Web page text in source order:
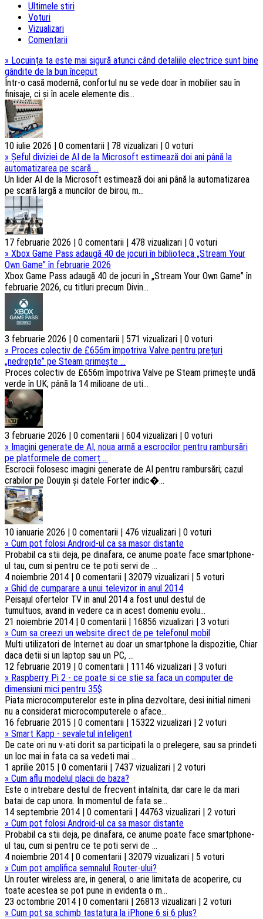
Ultimele stiri
Voturi
Vizualizari
Comentarii
» Locuința ta este mai sigură atunci când detaliile electrice sunt bine
gândite de la bun început
Într-o casă modernă, confortul nu se vede doar în mobilier sau în
finisaje, ci și în acele elemente dis...
10 iulie 2026 | 0 comentarii | 78 vizualizari | 0 voturi
» Șeful diviziei de AI de la Microsoft estimează doi ani până la
automatizarea pe scară ...
Un lider AI de la Microsoft estimează doi ani până la automatizarea
pe scară largă a muncilor de birou, m...
17 februarie 2026 | 0 comentarii | 478 vizualizari | 0 voturi
» Xbox Game Pass adaugă 40 de jocuri în biblioteca „Stream Your
Own Game” în februarie 2026
Xbox Game Pass adaugă 40 de jocuri în „Stream Your Own Game” în
februarie 2026, cu titluri precum Divin...
3 februarie 2026 | 0 comentarii | 571 vizualizari | 0 voturi
» Proces colectiv de £656m împotriva Valve pentru prețuri
„nedrepte” pe Steam primește ...
Proces colectiv de £656m împotriva Valve pe Steam primește undă
verde în UK; până la 14 milioane de uti...
3 februarie 2026 | 0 comentarii | 604 vizualizari | 0 voturi
» Imagini generate de AI, noua armă a escrocilor pentru rambursări
pe platformele de comerț ...
Escrocii folosesc imagini generate de AI pentru rambursări; cazul
crabilor pe Douyin și datele Forter indic�...
10 ianuarie 2026 | 0 comentarii | 476 vizualizari | 0 voturi
» Cum pot folosi Android-ul ca sa masor distante
Probabil ca stii deja, pe dinafara, ce anume poate face smartphone-
ul tau, cum si pentru ce te poti servi de ...
4 noiembrie 2014 | 0 comentarii | 32079 vizualizari | 5 voturi
» Ghid de cumparare a unui televizor in anul 2014
Peisajul ofertelor TV in anul 2014 a fost unul destul de
tumultuos, avand in vedere ca in acest domeniu evolu...
21 noiembrie 2014 | 0 comentarii | 16856 vizualizari | 3 voturi
» Cum sa creezi un website direct de pe telefonul mobil
Multi utilizatori de Internet au doar un smartphone la dispozitie, Chiar
daca detii si un laptop sau un PC, ...
12 februarie 2019 | 0 comentarii | 11146 vizualizari | 3 voturi
» Raspberry Pi 2 - ce poate si ce stie sa faca un computer de
dimensiuni mici pentru 35$
Piata microcomputerelor este in plina dezvoltare, desi initial nimeni
nu a considerat microcomputerele o aface...
16 februarie 2015 | 0 comentarii | 15322 vizualizari | 2 voturi
» Smart Kapp - sevaletul inteligent
De cate ori nu v-ati dorit sa participati la o prelegere, sau sa prindeti
un loc mai in fata ca sa vedeti mai ...
1 aprilie 2015 | 0 comentarii | 7437 vizualizari | 2 voturi
» Cum aflu modelul placii de baza?
Este o intrebare destul de frecvent intalnita, dar care le da mari
batai de cap unora. In momentul de fata se...
14 septembrie 2014 | 0 comentarii | 44763 vizualizari | 2 voturi
» Cum pot folosi Android-ul ca sa masor distante
Probabil ca stii deja, pe dinafara, ce anume poate face smartphone-
ul tau, cum si pentru ce te poti servi de ...
4 noiembrie 2014 | 0 comentarii | 32079 vizualizari | 5 voturi
» Cum pot amplifica semnalul Router-ului?
Un router wireless are, in general, o arie limitata de acoperire, cu
toate acestea se pot pune in evidenta o m...
23 octombrie 2014 | 0 comentarii | 26813 vizualizari | 2 voturi
» Cum pot sa schimb tastatura la iPhone 6 si 6 plus?